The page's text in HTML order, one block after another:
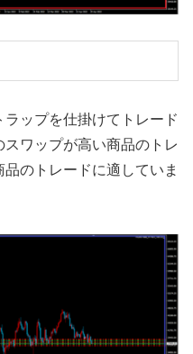
ップを仕掛けてトレード
ワップが高い商品のトレ
のトレードに適していま